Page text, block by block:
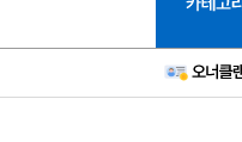
14등급